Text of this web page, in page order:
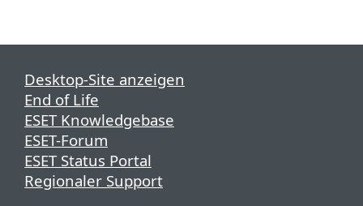
Desktop-Site anzeigen
End of Life
ESET Knowledgebase
ESET-Forum
ESET Status Portal
Regionaler Support